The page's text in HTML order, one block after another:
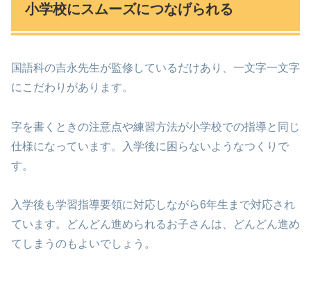
小学校にスムーズにつなげられる
国語科の吉永先生が監修しているだけあり、一文字一文字
にこだわりがあります。
字を書くときの注意点や練習方法が小学校での指導と同じ
仕様になっています。入学後に困らないようなつくりで
す。
入学後も学習指導要領に対応しながら6年生まで対応され
ています。どんどん進められるお子さんは、どんどん進め
てしまうのもよいでしょう。